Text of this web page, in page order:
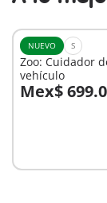
NUEVO S
Zoo: Cuidador
vehículo
Mex$
A la cesta